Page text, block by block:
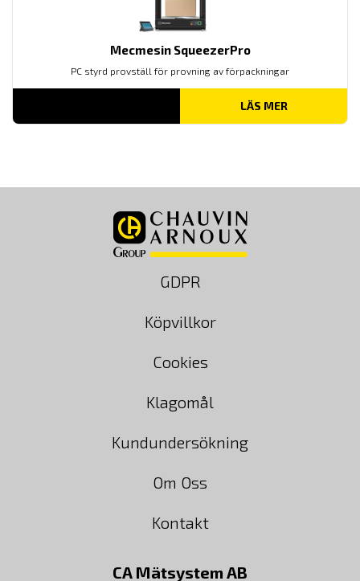
Mecmesin SqueezerPro
PC styrd provställ för provning av förpackningar
LÄS MER
GDPR
Köpvillkor
Cookies
Klagomål
Kundundersökning
Om Oss
Kontakt
CA Mätsystem AB